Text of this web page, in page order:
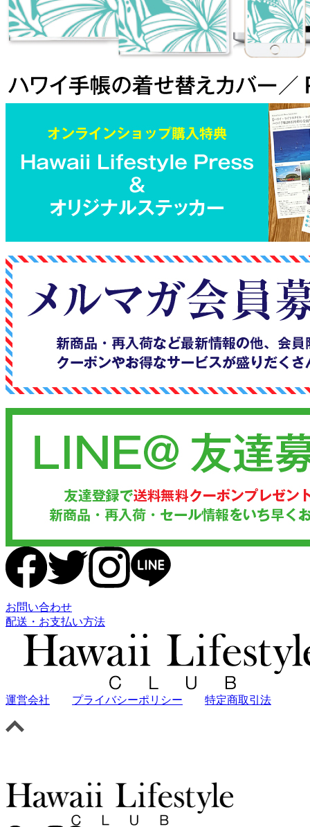
お問い合わせ
配送・お支払い方法
運営会社 プライバシーポリシー 特定商取引法